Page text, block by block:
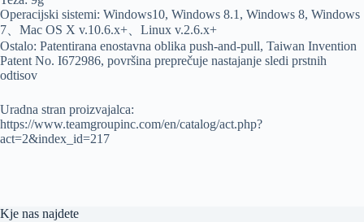
Operacijski sistemi: Windows10, Windows 8.1, Windows 8, Windows
7、Mac OS X v.10.6.x+、Linux v.2.6.x+
Ostalo: Patentirana enostavna oblika push-and-pull, Taiwan Invention
Patent No. I672986, površina preprečuje nastajanje sledi prstnih
odtisov
Uradna stran proizvajalca:
https://www.teamgroupinc.com/en/catalog/act.php?
act=2&index_id=217
Kje nas najdete